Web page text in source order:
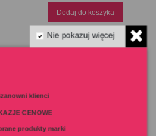
Dodaj do koszyka
Nie pokazuj więcej
klienci
CENOWE
produkty marki